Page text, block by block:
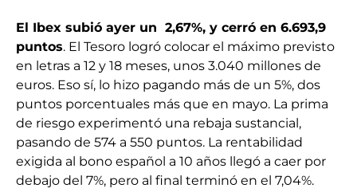
El Ibex subió ayer un 2,67%, y cerró en 6.693,9
puntos. El Tesoro logró colocar el máximo previsto
en letras a 12 y 18 meses, unos 3.040 millones de
euros. Eso sí, lo hizo pagando más de un 5%, dos
puntos porcentuales más que en mayo. La prima
de riesgo experimentó una rebaja sustancial,
pasando de 574 a 550 puntos. La rentabilidad
exigida al bono español a 10 años llegó a caer por
debajo del 7%, pero al final terminó en el 7,04%.